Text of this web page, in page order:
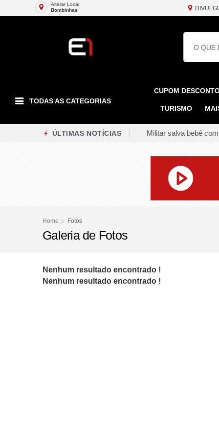
Alterar Local
Bombinhas
TODAS AS CATEGORIAS
CUPOM
TURISMO
ÚLTIMAS NOTÍCIAS Militar salva bebê
Podemos decide não
Três suspeitos são
CINDEC propõe
PT oficializa
Home Fotos
Galeria de Fotos
Nenhum resultado encontrado !
Nenhum resultado encontrado !